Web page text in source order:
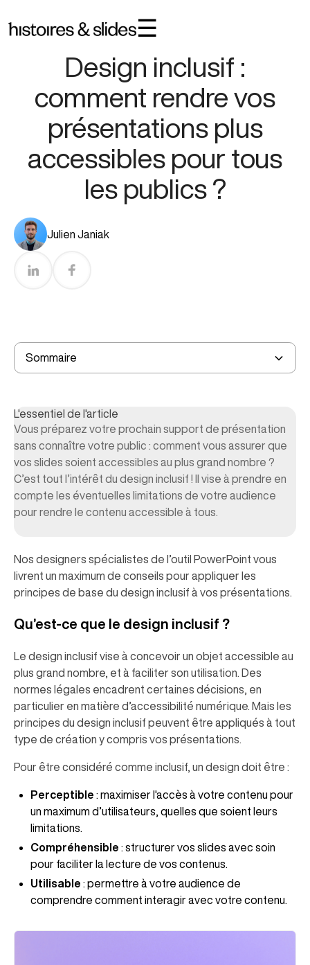
☰
Règles De Design
Design inclusif :
comment rendre vos
présentations plus
accessibles pour tous
les publics ?
Julien Janiak
Sommaire
L’intérêt du design accessible pour vos présentations
5 conseils pratiques pour rendre vos présentations
A retenir
L'essentiel de l'article
Vous préparez votre prochain support de présentation
sans connaître votre public : comment vous assurer que
vos slides soient accessibles au plus grand nombre ?
C’est tout l’intérêt du design inclusif ! Il vise à prendre en
compte les éventuelles limitations de votre audience
pour rendre le contenu accessible à tous.
Nos designers spécialistes de l’outil PowerPoint vous
livrent un maximum de conseils pour appliquer les
principes de base du design inclusif à vos présentations.
Qu’est-ce que le design inclusif ?
Le design inclusif vise à concevoir un objet accessible au
plus grand nombre, et à faciliter son utilisation. Des
normes légales encadrent certaines décisions, en
particulier en matière d’accessibilité numérique. Mais les
principes du design inclusif peuvent être appliqués à tout
type de création y compris vos présentations.
Pour être considéré comme inclusif, un design doit être :
Perceptible : maximiser l'accès à votre contenu pour
un maximum d’utilisateurs, quelles que soient leurs
limitations.
Compréhensible : structurer vos slides avec soin
pour faciliter la lecture de vos contenus.
Utilisable : permettre à votre audience de
comprendre comment interagir avec votre contenu.